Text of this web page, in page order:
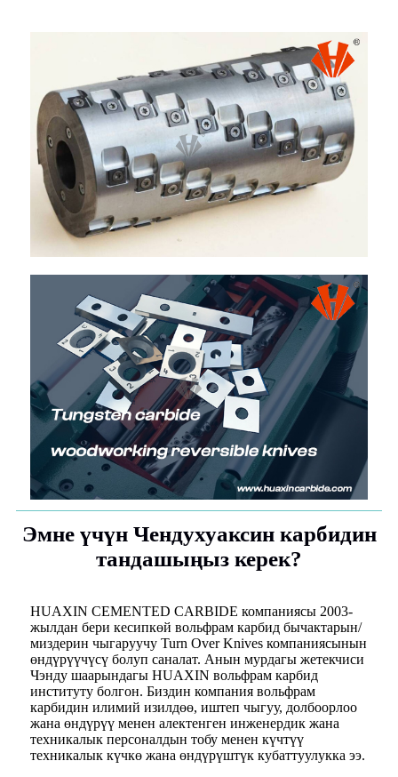
Эмне үчүн Чендухуаксин карбидин
тандашыңыз керек?
HUAXIN CEMENTED CARBIDE компаниясы 2003-
жылдан бери кесипкөй вольфрам карбид бычактарын/
миздерин чыгаруучу Turn Over Knives компаниясынын
өндүрүүчүсү болуп саналат. Анын мурдагы жетекчиси
Чэнду шаарындагы HUAXIN вольфрам карбид
институту болгон. Биздин компания вольфрам
карбидин илимий изилдөө, иштеп чыгуу, долбоорлоо
жана өндүрүү менен алектенген инженердик жана
техникалык персоналдын тобу менен күчтүү
техникалык күчкө жана өндүрүштүк кубаттуулукка ээ.